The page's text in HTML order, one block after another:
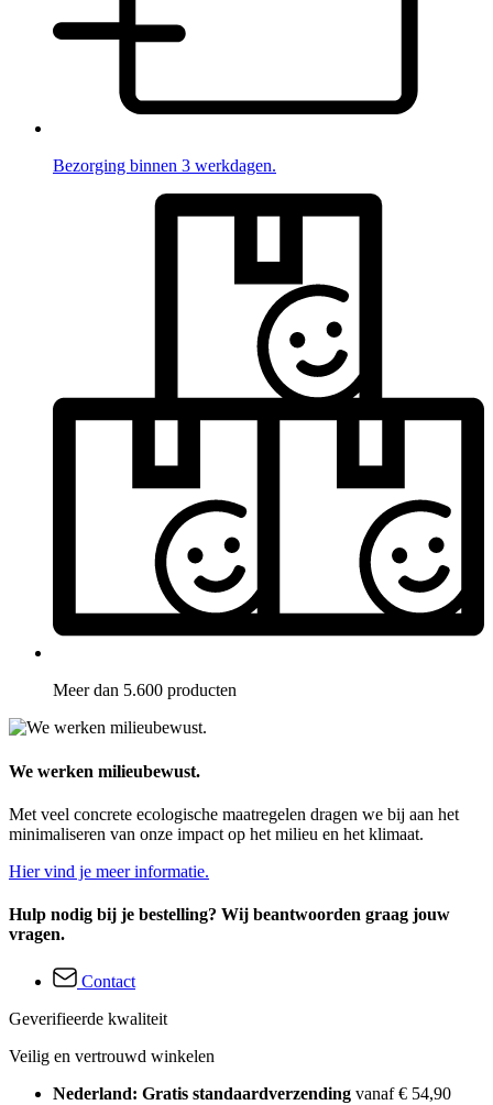
Bezorging binnen 3 werkdagen.
Meer dan 5.600 producten
We werken milieubewust.
Met veel concrete ecologische maatregelen dragen we bij aan het
minimaliseren van onze impact op het milieu en het klimaat.
Hier vind je meer informatie.
Hulp nodig bij je bestelling? Wij beantwoorden graag jouw
vragen.
Contact
Geverifieerde kwaliteit
Veilig en vertrouwd winkelen
Nederland: Gratis standaardverzending vanaf € 54,90